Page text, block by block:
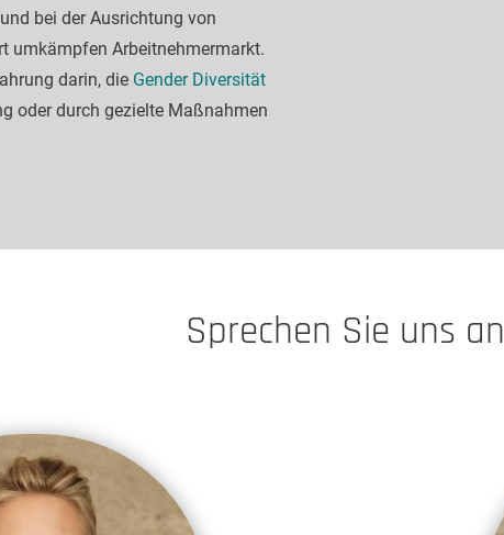
bei der Ausrichtung von
umkämpfen Arbeitnehmermarkt.
darin, die Gender Diversität
oder durch gezielte Maßnahmen
Sprechen Sie uns an